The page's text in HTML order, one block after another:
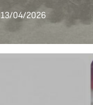
13/04/2026